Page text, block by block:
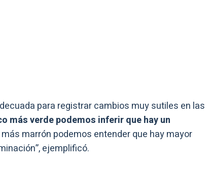
para registrar cambios muy sutiles en las
más verde podemos inferir que hay un
marrón podemos entender que hay mayor
ejemplificó.